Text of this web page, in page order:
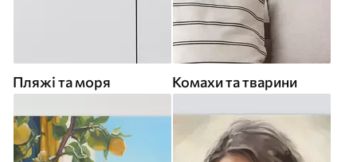
Пляжі та моря Комахи та тварини